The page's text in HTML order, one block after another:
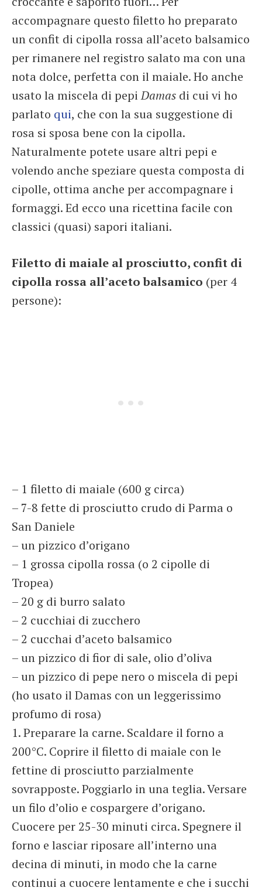
accompagnare questo filetto ho preparato
un confit di cipolla rossa all’aceto balsamico
per rimanere nel registro salato ma con una
nota dolce, perfetta con il maiale. Ho anche
usato la miscela di pepiDamas di cui vi ho
parlato qui, che con la sua suggestione di
rosa si sposa bene con la cipolla.
Naturalmente potete usare altri pepi e
volendo anche speziare questa composta di
cipolle, ottima anche per accompagnare i
formaggi. Ed ecco una ricettina facile con
classici (quasi) sapori italiani.
Filetto di maiale al prosciutto, confit di
cipolla rossa all’aceto balsamico (per 4
persone):
– 1 filetto di maiale (600 g circa)
– 7-8 fette di prosciutto crudo di Parma o
San Daniele
– un pizzico d’origano
– 1 grossa cipolla rossa (o 2 cipolle di
Tropea)
– 20 g di burro salato
– 2 cucchiai di zucchero
– 2 cucchai d’aceto balsamico
– un pizzico di fior di sale, olio d’oliva
– un pizzico di pepe nero o miscela di pepi
(ho usato il Damas con un leggerissimo
profumo di rosa)
1. Preparare la carne. Scaldare il forno a
200°C. Coprire il filetto di maiale con le
fettine di prosciutto parzialmente
sovrapposte. Poggiarlo in una teglia. Versare
un filo d’olio e cospargere d’origano.
Cuocere per 25-30 minuti circa. Spegnere il
forno e lasciar riposare all’interno una
decina di minuti, in modo che la carne
continui a cuocere lentamente e che i succhi